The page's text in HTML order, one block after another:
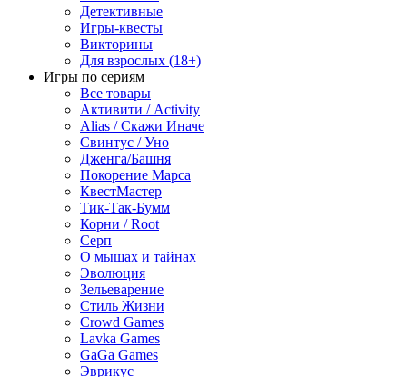
Детективные
Игры-квесты
Викторины
Для взрослых (18+)
Игры по сериям
Все товары
Активити / Activity
Alias / Скажи Иначе
Свинтус / Уно
Дженга/Башня
Покорение Марса
КвестМастер
Тик-Так-Бумм
Корни / Root
Серп
О мышах и тайнах
Эволюция
Зельеварение
Стиль Жизни
Crowd Games
Lavka Games
GaGa Games
Эврикус